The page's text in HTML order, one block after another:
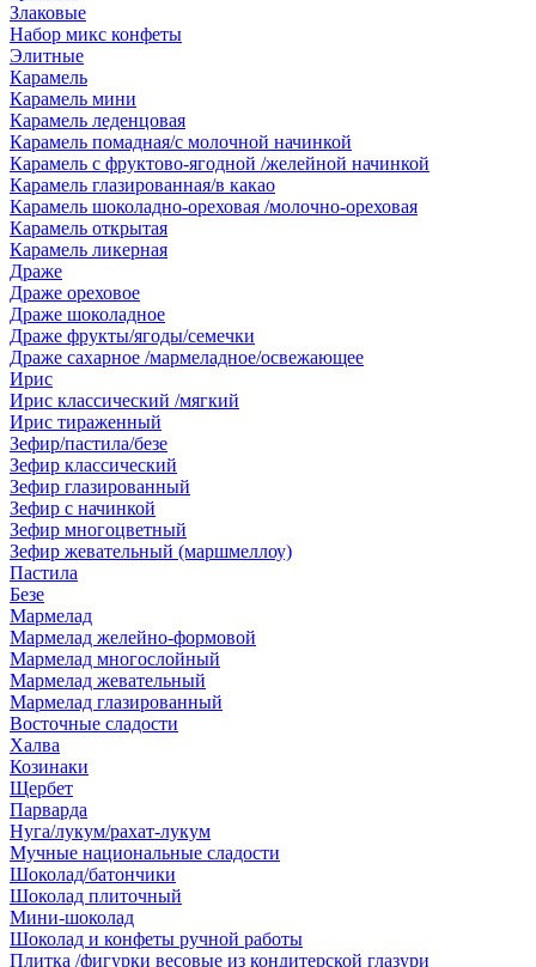
Злаковые
Набор микс конфеты
Элитные
Карамель
Карамель мини
Карамель леденцовая
Карамель помадная/с молочной начинкой
Карамель с фруктово-ягодной /желейной начинкой
Карамель глазированная/в какао
Карамель шоколадно-ореховая /молочно-ореховая
Карамель открытая
Карамель ликерная
Драже
Драже ореховое
Драже шоколадное
Драже фрукты/ягоды/семечки
Драже сахарное /мармеладное/освежающее
Ирис
Ирис классический /мягкий
Ирис тираженный
Зефир/пастила/безе
Зефир классический
Зефир глазированный
Зефир с начинкой
Зефир многоцветный
Зефир жевательный (маршмеллоу)
Пастила
Безе
Мармелад
Мармелад желейно-формовой
Мармелад многослойный
Мармелад жевательный
Мармелад глазированный
Восточные сладости
Халва
Козинаки
Щербет
Парварда
Нуга/лукум/рахат-лукум
Мучные национальные сладости
Шоколад/батончики
Шоколад плиточный
Мини-шоколад
Шоколад и конфеты ручной работы
Плитка /фигурки весовые из кондитерской глазури